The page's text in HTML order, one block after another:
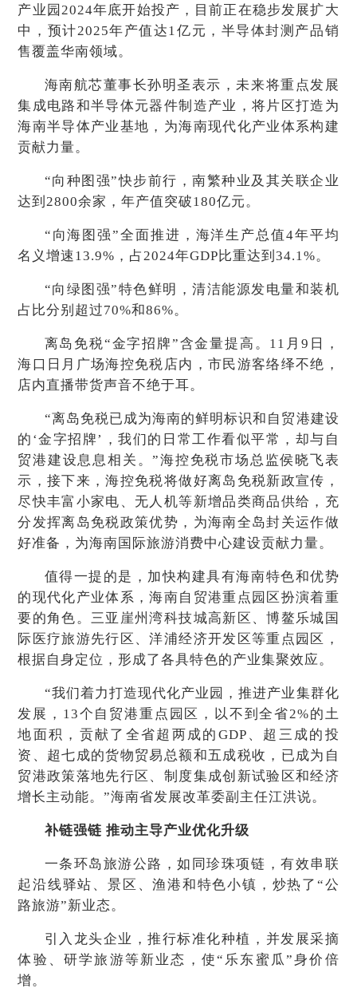
产业园2024年底开始投产，目前正在稳步发展扩大
中，预计2025年产值达1亿元，半导体封测产品销
售覆盖华南领域。
海南航芯董事长孙明圣表示，未来将重点发展
集成电路和半导体元器件制造产业，将片区打造为
海南半导体产业基地，为海南现代化产业体系构建
贡献力量。
“向种图强”快步前行，南繁种业及其关联企业
达到2800余家，年产值突破180亿元。
“向海图强”全面推进，海洋生产总值4年平均
名义增速13.9%，占2024年GDP比重达到34.1%。
“向绿图强”特色鲜明，清洁能源发电量和装机
占比分别超过70%和86%。
离岛免税“金字招牌”含金量提高。11月9日，
海口日月广场海控免税店内，市民游客络绎不绝，
店内直播带货声音不绝于耳。
“离岛免税已成为海南的鲜明标识和自贸港建设
的‘金字招牌’，我们的日常工作看似平常，却与自
贸港建设息息相关。”海控免税市场总监侯晓飞表
示，接下来，海控免税将做好离岛免税新政宣传，
尽快丰富小家电、无人机等新增品类商品供给，充
分发挥离岛免税政策优势，为海南全岛封关运作做
好准备，为海南国际旅游消费中心建设贡献力量。
值得一提的是，加快构建具有海南特色和优势
的现代化产业体系，海南自贸港重点园区扮演着重
要的角色。三亚崖州湾科技城高新区、博鳌乐城国
际医疗旅游先行区、洋浦经济开发区等重点园区，
根据自身定位，形成了各具特色的产业集聚效应。
“我们着力打造现代化产业园，推进产业集群化
发展，13个自贸港重点园区，以不到全省2%的土
地面积，贡献了全省超两成的GDP、超三成的投
资、超七成的货物贸易总额和五成税收，已成为自
贸港政策落地先行区、制度集成创新试验区和经济
增长主动能。”海南省发展改革委副主任江洪说。
补链强链 推动主导产业优化升级
一条环岛旅游公路，如同珍珠项链，有效串联
起沿线驿站、景区、渔港和特色小镇，炒热了“公
路旅游”新业态。
引入龙头企业，推行标准化种植，并发展采摘
体验、研学旅游等新业态，使“乐东蜜瓜”身价倍
增。